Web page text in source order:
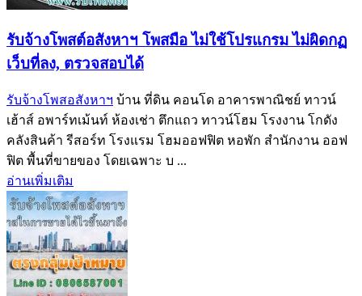
รับจ้างโพสต์อสังหาฯ โพสมือ ไม่ใช้โปรแกรม ไม่ผิดกฏ
เว็บที่ลง, ตรวจสอบได้
รับจ้างโพสอสังหาฯ บ้าน ที่ดิน คอนโด อาคารพาณิชย์ ทาวน์
เฮ้าส์ อพาร์ทเม้นท์ ห้องเช่า ตึกแถว ทาวน์โฮม โรงงาน โกดัง
คลังสินค้า รีสอร์ท โรงแรม โฮมออฟฟิต หอพัก สำนักงาน ออฟ
ฟิต พื้นที่ขายของ โดยเฉพาะ บ ...
อ่านเพิ่มเติม